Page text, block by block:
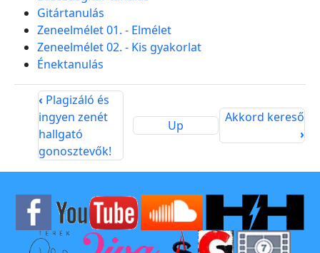
Gitártanulás
Zeneelmélet 01. - Elmélet
Zeneelmélet 02. - Kis gyakorlat
Énektanulás
‹ Plagizáló és
ingyen zenét
hallgató
gonosztevők!
Up
Akkord kereső
›